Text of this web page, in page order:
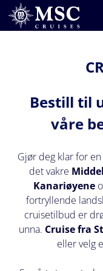
Bestill til
våre
Gjør deg klar for
det vakre
Kanariøyene
fortryllende
cruisetilbud er
unna. Cruise fra
eller velg
Fornavn
*
Etternavn
E-
post